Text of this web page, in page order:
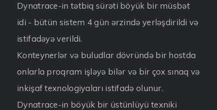
Dynatrace-in tətbiq sürəti böyük bir müsbət
idi - bütün sistem 4 gün ərzində yerləşdirildi və
istifadəyə verildi.
Konteynerlər və buludlar dövründə bir hostda
onlarla proqram işləyə bilər və bir çox sınaq və
inkişaf texnologiyaları istifadə olunur.
Dynatrace-in böyük bir üstünlüyü texniki